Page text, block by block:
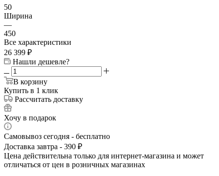
50
Ширина
—
450
Все характеристики
26 399 ₽
Нашли дешевле?
В корзину
Купить в 1 клик
Рассчитать доставку
Хочу в подарок
Самовывоз сегодня - бесплатно
Доставка завтра - 390 ₽
Цена действительна только для интернет-магазина и может
отличаться от цен в розничных магазинах